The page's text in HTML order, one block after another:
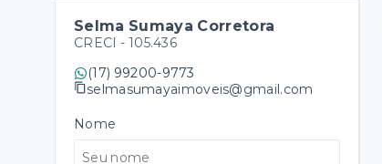
Selma Sumaya Corretora
CRECI - 105.436
(17) 99200-9773
selmasumayaimoveis@gmail.com
Nome